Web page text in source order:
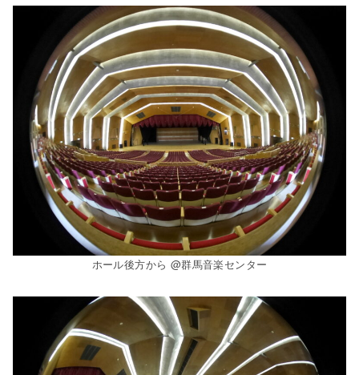
ホール後方から @群馬音楽センター